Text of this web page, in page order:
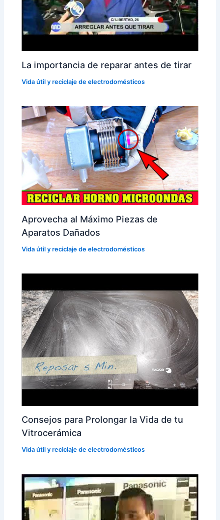
La importancia de reparar antes de tirar
Vida útil y reciclaje de electrodomésticos
Aprovecha al Máximo Piezas de
Aparatos Dañados
Vida útil y reciclaje de electrodomésticos
Consejos para Prolongar la Vida de tu
Vitrocerámica
Vida útil y reciclaje de electrodomésticos